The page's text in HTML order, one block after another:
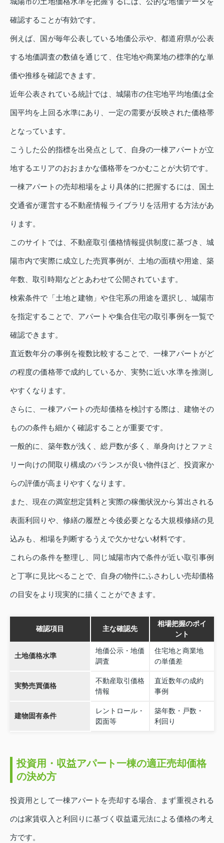
確認することが有効です。
例えば、国が毎年公表している地価公示や、都道府県が公表
する地価調査の数値を通じて、住宅地や商業地の標準的な単
価や推移を確認できます。
近年公表されている統計では、城陽市の住宅地平均地価は全
国平均を上回る水準にあり、一定の需要が反映された価格帯
となっています。
こうした公的指標を出発点として、自身の一棟アパートが立
地するエリアのおおまかな価格帯をつかむことが大切です。
一棟アパートの売却相場をより具体的に把握するには、国土
交通省が運営する不動産情報ライブラリを活用する方法があ
ります。
このサイトでは、不動産取引価格情報提供制度に基づき、城
陽市内で実際に成立した売買事例が、土地の面積や用途、築
年数、取引時期などとあわせて公開されています。
検索条件で「土地と建物」や住宅系の用途を選択し、城陽市
を指定することで、アパートや集合住宅の取引事例を一覧で
確認できます。
直近数年分の事例を複数比較することで、一棟アパートがど
の程度の価格帯で成約しているか、実勢に近い水準を推測し
やすくなります。
さらに、一棟アパートの売却価格を検討する際は、建物その
ものの条件も細かく確認することが重要です。
一般的に、築年数が浅く、総戸数が多く、単身向けとファミ
リー向けの間取り構成のバランスが良い物件ほど、投資家か
らの評価が高まりやすくなります。
また、現在の満室想定賃料と実際の稼働状況から算出される
表面利回りや、修繕の履歴と今後必要となる大規模修繕の見
込みも、相場を判断するうえで欠かせない材料です。
これらの条件を整理し、同じ城陽市内で条件が近い取引事例
と丁寧に見比べることで、自身の物件にふさわしい売却価格
の目安をより現実的に描くことができます。
確認項目 主な確認先
相場把握のポイ
ント
土地価格水準
地価公示・地価
調査
住宅地と商業地
の単価差
実勢売買価格
不動産取引価格
情報
直近数年の成約
事例
建物固有条件
レントロール・
図面等
築年数・戸数・
利回り
投資用・収益アパート一棟の適正売却価格
の決め方
投資用として一棟アパートを売却する場合、まず重視される
のは家賃収入と利回りに基づく収益還元法による価格の考え
方です。